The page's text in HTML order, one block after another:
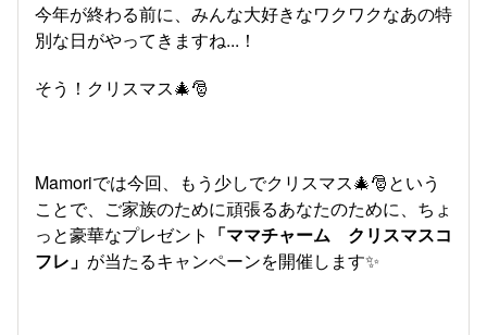
今年が終わる前に、みんな大好きなワクワクなあの特
別な日がやってきますね...！
そう！クリスマス🎄🎅
Mamoriでは今回、もう少しでクリスマス🎄🎅という
ことで、ご家族のために頑張るあなたのために、ちょ
っと豪華なプレゼント 「ママチャーム クリスマスコ
フレ」 が当たるキャンペーンを開催します✨